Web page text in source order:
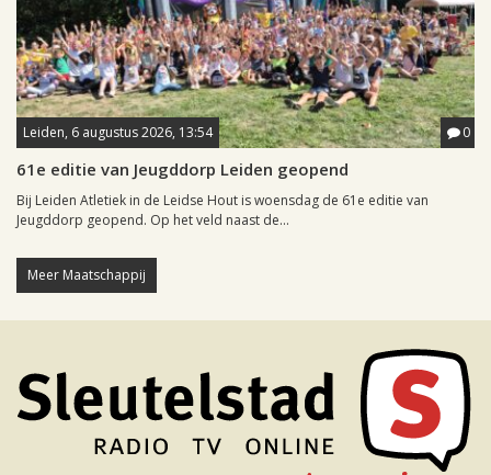
Leiden, 6 augustus 2026, 13:54 0
61e editie van Jeugddorp Leiden geopend
Bij Leiden Atletiek in de Leidse Hout is woensdag de 61e editie van
Jeugddorp geopend. Op het veld naast de...
Meer Maatschappij